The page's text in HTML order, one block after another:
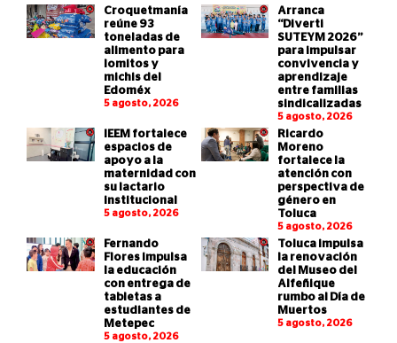
Croquetmanía
reúne 93
toneladas de
alimento para
lomitos y
michis del
Edoméx
5 agosto, 2026
Arranca
“Diverti
SUTEYM 2026”
para impulsar
convivencia y
aprendizaje
entre familias
sindicalizadas
5 agosto, 2026
IEEM fortalece
espacios de
apoyo a la
maternidad con
su lactario
institucional
5 agosto, 2026
Ricardo
Moreno
fortalece la
atención con
perspectiva de
género en
Toluca
5 agosto, 2026
Fernando
Flores impulsa
la educación
con entrega de
tabletas a
estudiantes de
Metepec
5 agosto, 2026
Toluca impulsa
la renovación
del Museo del
Alfeñique
rumbo al Día de
Muertos
5 agosto, 2026